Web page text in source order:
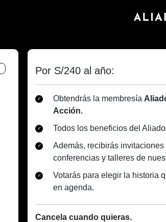
Por S/240 al año:
Obtendrás la membresía
Acción.
Todos los beneficios del
Además, recibirás invitaciones
conferencias y talleres de
Votarás para elegir la historia
en agenda.
Cancela cuando quieras.